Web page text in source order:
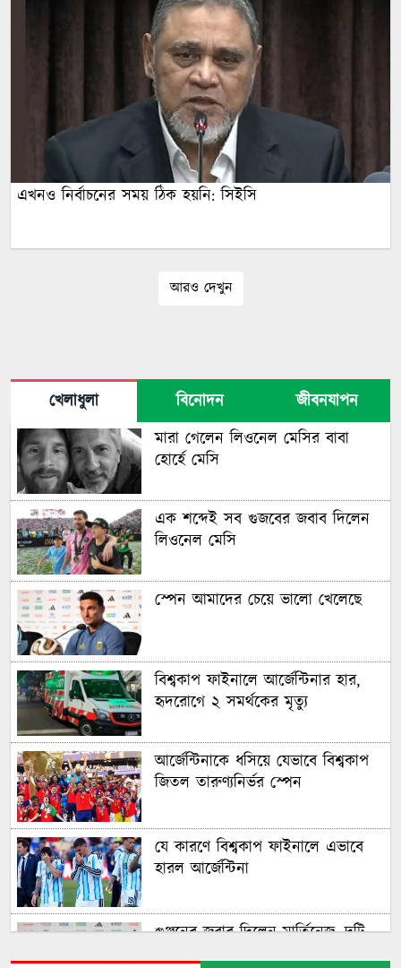
এখনও নির্বাচনের সময় ঠিক হয়নি: সিইসি
আরও দেখুন
খেলাধুলা বিনোদন
জীবনযাপন
মারা গেলেন লিওনেল মেসির বাবা
হোর্হে মেসি
এক শব্দেই সব গুজবের জবাব দিলেন
লিওনেল মেসি
স্পেন আমাদের চেয়ে ভালো খেলেছে
বিশ্বকাপ ফাইনালে আর্জেন্টিনার হার,
হৃদরোগে ২ সমর্থকের মৃত্যু
আর্জেন্টিনাকে ধসিয়ে যেভাবে বিশ্বকাপ
জিতল তারুণ্যনির্ভর স্পেন
যে কারণে বিশ্বকাপ ফাইনালে এভাবে
হারল আর্জেন্টিনা
গুঞ্জনের জবাব দিলেন মার্তিনেজ, দুটি
বিশ্বকাপ জিতলেই অবসর